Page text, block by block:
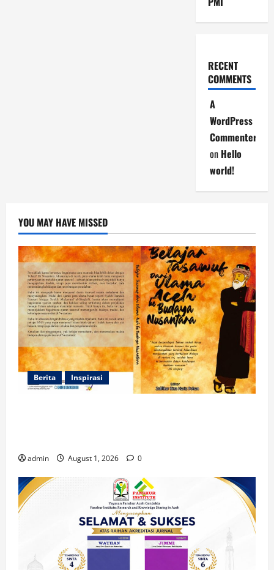
RECENT
COMMENTS
A
WordPress
Commenter
on Hello
world!
YOU MAY HAVE MISSED
Berita Inspirasi
admin August 1, 2026 0